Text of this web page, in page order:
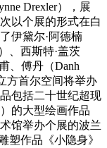
Drexler），展
以个展的形式在白
伊黛尔·阿德楠
、西斯特·盖茨
、傅丹（Danh
方首尔空间将举办
包括二十世纪超现
的大型绘画作品
馆举办个展的波兰
塑作品《小隐身》